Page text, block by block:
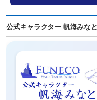
公式キャラクター 帆海みなと